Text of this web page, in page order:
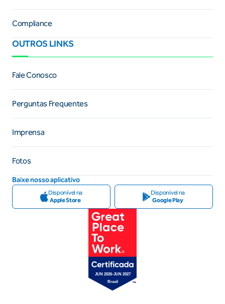
Compliance
OUTROS LINKS
Fale Conosco
Perguntas Frequentes
Imprensa
Fotos
Baixe nosso aplicativo
Disponível na
Apple Store
Disponível na
Google Play